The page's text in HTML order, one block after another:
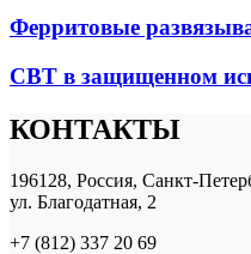
Ферритовые
СВТ в защищенном
КОНТАКТЫ
196128, Россия, Санкт-
ул. Благодатная, 2
+7 (812) 337 20 69